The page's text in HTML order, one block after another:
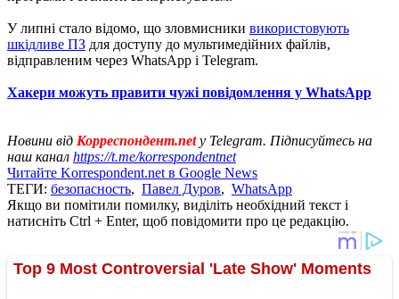
У липні стало відомо, що зловмисники використовують
шкідливе ПЗ для доступу до мультимедійних файлів,
відправленим через WhatsApp і Telegram.
Хакери можуть правити чужі повідомлення у WhatsApp
Новини від Корреспондент.netу Telegram. Підписуйтесь на
наш канал https://t.me/korrespondentnet
Читайте Korrespondent.net в Google News
ТЕГИ: безопасность, Павел Дуров, WhatsApp
Якщо ви помітили помилку, виділіть необхідний текст і
натисніть Ctrl + Enter, щоб повідомити про це редакцію.